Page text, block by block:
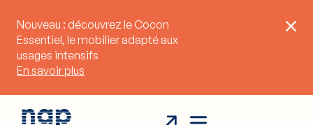
Nouveau : découvrez le Cocon
Essentiel, le mobilier adapté aux
usages intensifs
En savoir plus